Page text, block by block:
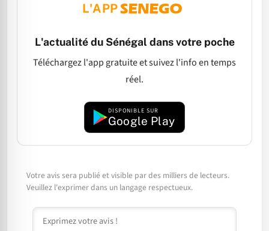
L'APP
L'actualité du Sénégal dans votre poche
Téléchargez l'app gratuite et suivez l'info en temps
réel.
DISPONIBLE SUR
Google Play
Votre avis sera publié et visible par des milliers de lecteurs.
Veuillez l'exprimer dans un langage respectueux.
Commentaire